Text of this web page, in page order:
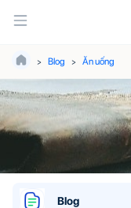
Blog Ăn uống
Blog